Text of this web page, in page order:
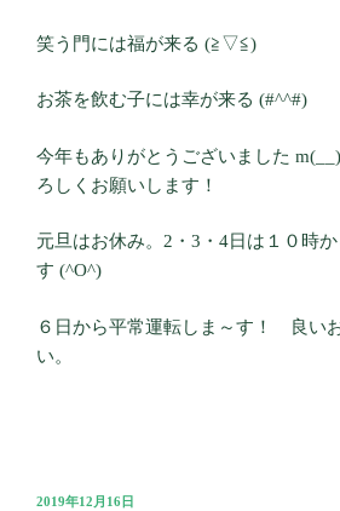
笑う門には福が来る (≧▽≦)
お茶を飲む子には幸が来る (#^^#)
今年もありがとうございました
ろしくお願いします！
元旦はお休み。2・3・4日は１０時
す (^O^)
６日から平常運転しま～す！ 良い
い。
投
2019年12月16日